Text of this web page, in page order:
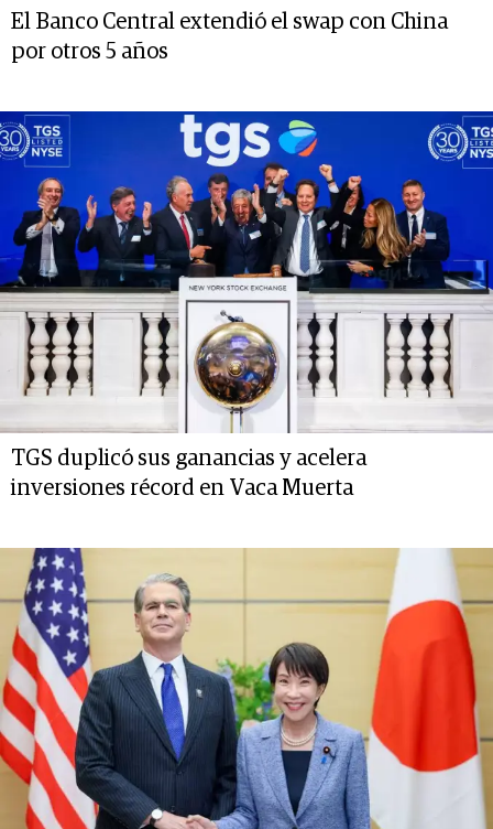
El Banco Central extendió el swap con China
por otros 5 años
TGS duplicó sus ganancias y acelera
inversiones récord en Vaca Muerta